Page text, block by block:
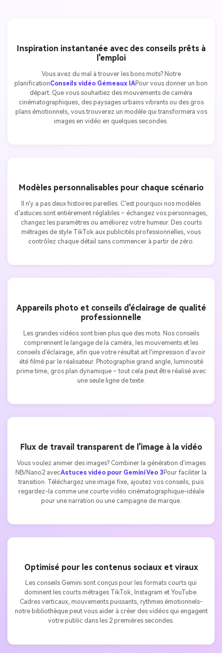
Inspiration instantanée avec des conseils prêts à
l'emploi
Vous avez du mal à trouver les bons mots? Notre
planificationConseils vidéo Gémeaux IAPour vous donner un bon
départ. Que vous souhaitiez des mouvements de caméra
cinématographiques, des paysages urbains vibrants ou des gros
plans émotionnels, vous trouverez un modèle qui transformera vos
images en vidéo en quelques secondes.
Modèles personnalisables pour chaque scénario
Il n'y a pas deux histoires pareilles. C’est pourquoi nos modèles
d’astuces sont entièrement réglables – échangez vos personnages,
changez les paramètres ou améliorez votre humeur. Des courts
métrages de style TikTok aux publicités professionnelles, vous
contrôlez chaque détail sans commencer à partir de zéro.
Appareils photo et conseils d'éclairage de qualité
professionnelle
Les grandes vidéos sont bien plus que des mots. Nos conseils
comprennent le langage de la caméra, les mouvements et les
conseils d'éclairage, afin que votre résultat ait l'impression d'avoir
été filmé par le réalisateur. Photographie grand angle, luminosité
prime time, gros plan dynamique – tout cela peut être réalisé avec
une seule ligne de texte.
Flux de travail transparent de l'image à la vidéo
Vous voulez animer des images? Combiner la génération d'images
NB/Nano2 avecAstuces vidéo pour Gemini Veo 3Pour faciliter la
transition. Téléchargez une image fixe, ajoutez vos conseils, puis
regardez-la comme une courte vidéo cinématographique-idéale
pour une narration ou une campagne de marque.
Optimisé pour les contenus sociaux et viraux
Les conseils Gemini sont conçus pour les formats courts qui
dominent les courts métrages TikTok, Instagram et YouTube.
Cadres verticaux, mouvements puissants, rythmes émotionnels-
notre bibliothèque peut vous aider à créer des vidéos qui engagent
votre public dans les 2 premières secondes.